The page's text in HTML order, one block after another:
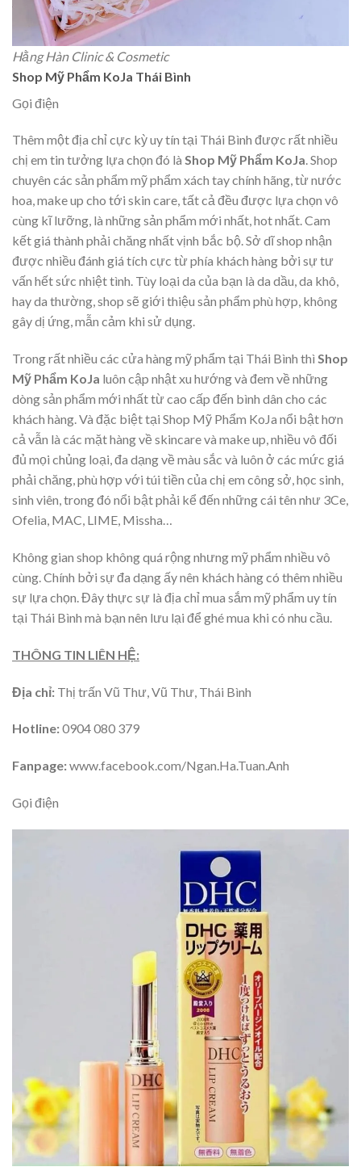
Hằng Hàn Clinic & Cosmetic
Shop Mỹ Phẩm KoJa Thái Bình
Gọi điện
Thêm một địa chỉ cực kỳ uy tín tại Thái Bình được rất nhiều
chị em tin tưởng lựa chọn đó là Shop Mỹ Phẩm KoJa. Shop
chuyên các sản phẩm mỹ phẩm xách tay chính hãng, từ nước
hoa, make up cho tới skin care, tất cả đều được lựa chọn vô
cùng kĩ lưỡng, là những sản phẩm mới nhất, hot nhất. Cam
kết giá thành phải chăng nhất vịnh bắc bộ. Sở dĩ shop nhận
được nhiều đánh giá tích cực từ phía khách hàng bởi sự tư
vấn hết sức nhiệt tình. Tùy loại da của bạn là da dầu, da khô,
hay da thường, shop sẽ giới thiệu sản phẩm phù hợp, không
gây dị ứng, mẫn cảm khi sử dụng.
Trong rất nhiều các cửa hàng mỹ phẩm tại Thái Bình thìShop
Mỹ Phẩm KoJa luôn cập nhật xu hướng và đem về những
dòng sản phẩm mới nhất từ cao cấp đến bình dân cho các
khách hàng. Và đặc biệt tại Shop Mỹ Phẩm KoJa nổi bật hơn
cả vẫn là các mặt hàng về skincare và make up, nhiều vô đối
đủ mọi chủng loại, đa dạng về màu sắc và luôn ở các mức giá
phải chăng, phù hợp với túi tiền của chị em công sở, học sinh,
sinh viên, trong đó nổi bật phải kể đến những cái tên như 3Ce,
Ofelia, MAC, LIME, Missha…
Không gian shop không quá rộng nhưng mỹ phẩm nhiều vô
cùng. Chính bởi sự đa dạng ấy nên khách hàng có thêm nhiều
sự lựa chọn. Đây thực sự là địa chỉ mua sắm mỹ phẩm uy tín
tại Thái Bình mà bạn nên lưu lại để ghé mua khi có nhu cầu.
THÔNG TIN LIÊN HỆ:
Địa chỉ: Thị trấn Vũ Thư, Vũ Thư, Thái Bình
Hotline:0904 080 379
Fanpage:www.facebook.com/Ngan.Ha.Tuan.Anh
Gọi điện